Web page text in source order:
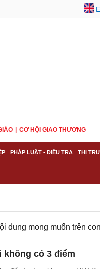
CƠ HỘI GIAO THƯƠNG
PHÁP LUẬT - ĐIỀU TRA THỊ
dung mong muốn trên
không có 3 điểm